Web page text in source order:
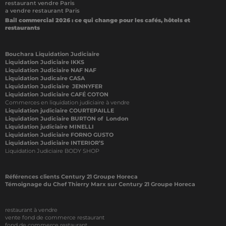
restaurant vendre Paris
a vendre restaurant Paris
Bail commercial 2026 : ce qui change pour les cafés, hôtels et
restaurants
Bouchara Liquidation Judiciaire
Liquidation Judiciaire IKKS
Liquidation Judiciaire NAF NAF
Liquidation Judicaire CASA
Liquidation Judiciaire JENNYFER
Liquidation Judiciaire CAFÉ COTON
Commerces en liquidation judiciaire à vendre
Liquidation judiciaire COURTEPAILLE
Liquidation Judiciaire BURTON of London
Liquidation judiciaire MINELLI
Liquidation Judiciaire FORNO GUSTO
Liquidation Judiciaire INTERIOR’S
Liquidation Judiciaire BODY SHOP
Références clients Century 21 Groupe Horeca
Témoignage du Chef Thierry Marx sur Century 21 Groupe Horeca
restaurant à vendre
vente fond de commerce restaurant